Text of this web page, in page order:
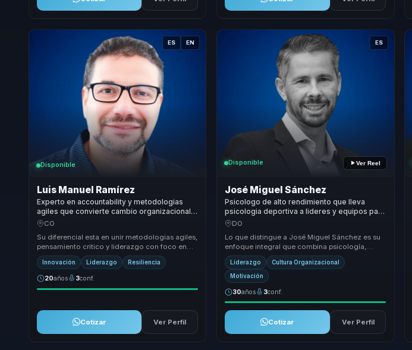
ES EN
Disponible
Luis Manuel Ramírez
Experto en accountability y metodologias
agiles que convierte cambio organizacional
en foco, ejecucion y rendimiento para
CO
Su diferencial esta en unir metodologias agiles,
pensamiento critico y liderazgo con foco en
ejecucion. Traduce transformacion e innovaci...
Innovación Liderazgo Resiliencia
20años 3conf.
Cotizar Ver Perfil
ES
Disponible Ver Reel
José Miguel Sánchez
Psicologo de alto rendimiento que lleva
psicologia deportiva a lideres y equipos para
convertir presion en resiliencia, foco y alto
DO
Lo que distingue a José Miguel Sánchez es su
enfoque integral que combina psicología,
liderazgo y deporte para ofrecer una
experiencia tr...
Liderazgo Cultura Organizacional
Motivación
30años 3conf.
Cotizar Ver Perfil